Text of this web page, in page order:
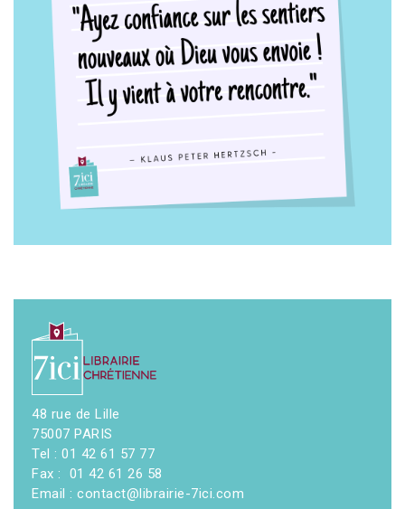
48 rue de Lille
75007 PARIS
Tel : 01 42 61 57 77
Fax : 01 42 61 26 58
Email : contact@librairie-7ici.com